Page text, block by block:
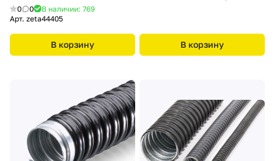
0 0
В наличии: 769
Арт. zeta44405
В корзину В корзину